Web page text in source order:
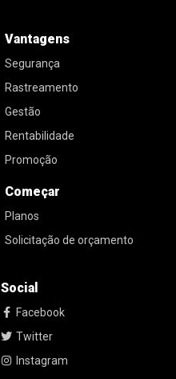
Vantagens
Segurança
Rastreamento
Gestão
Rentabilidade
Promoção
Começar
Planos
Solicitação de orçamento
Social
Facebook
Twitter
Instagram